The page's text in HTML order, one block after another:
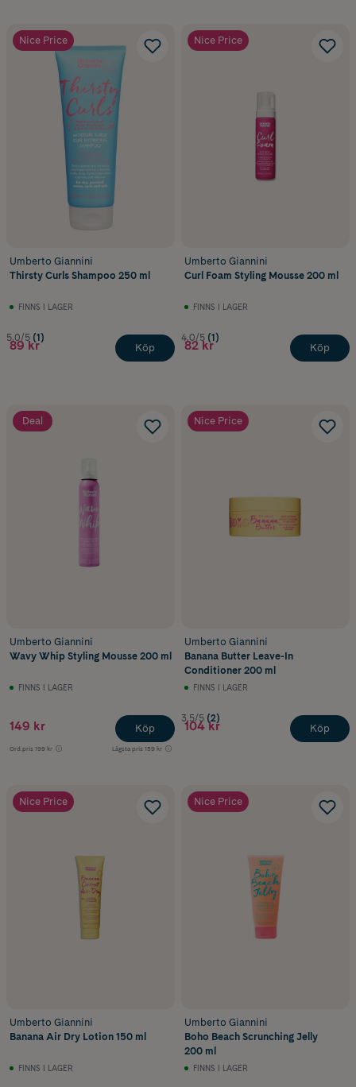
Nice Price
Umberto Giannini
Thirsty Curls Shampoo 250 ml
FINNS I LAGER
5.0/5 (1)
89 kr Köp
Nice Price
Umberto Giannini
Curl Foam Styling Mousse 200 ml
FINNS I LAGER
4.0/5 (1)
82 kr Köp
Deal
Umberto Giannini
Wavy Whip Styling Mousse 200 ml
FINNS I LAGER
149 kr
Ord.pris 199 kr Lägsta pris 159 kr
Köp
Nice Price
Umberto Giannini
Banana Butter Leave-In
Conditioner 200 ml
FINNS I LAGER
3.5/5 (2)
104 kr Köp
Nice Price
Umberto Giannini
Banana Air Dry Lotion 150 ml
FINNS I LAGER
Nice Price
Umberto Giannini
Boho Beach Scrunching Jelly
200 ml
FINNS I LAGER